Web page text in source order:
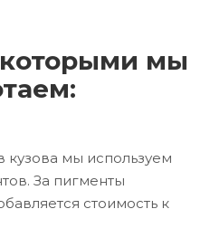
мы
кузова мы используем
За пигменты
стоимость к